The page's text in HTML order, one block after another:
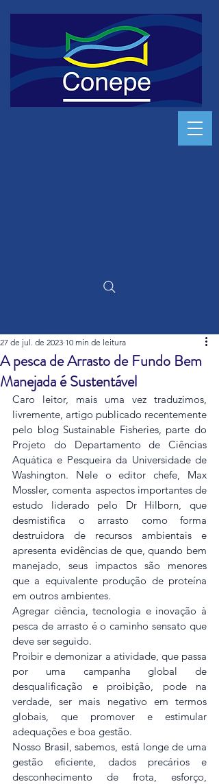
A pesca de Arrasto de Fundo Bem
Manejada é Sustentável
27 de jul. de 2023 10 min de leitura
Caro leitor, mais uma vez traduzimos,
livremente, artigo publicado recentemente
pelo blog Sustainable Fisheries, parte do
Projeto do Departamento de Ciências
Aquática e Pesqueira da Universidade de
Washington. Nele o editor chefe, Max
Mossler, comenta aspectos importantes de
estudo liderado pelo Dr Hilborn, que
desmistifica o arrasto como forma
destruidora de recursos ambientais e
apresenta evidências de que, quando bem
manejado, seus impactos são menores
que a equivalente produção de proteína
em outros ambientes.
Agregar ciência, tecnologia e inovação à
pesca de arrasto é o caminho sensato que
deve ser seguido.
Proibir e demonizar a atividade, que passa
por uma campanha global de
desqualificação e proibição, pode na
verdade, ser mais negativo em termos
globais, que promover e estimular
adequações e boa gestão.
Nosso Brasil, sabemos, está longe de uma
gestão eficiente, dados precários e
desconhecimento de frota, esforço,